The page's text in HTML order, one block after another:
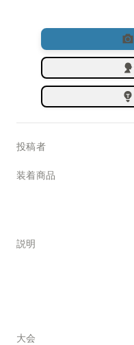
投稿者
装着商品
説明
大会